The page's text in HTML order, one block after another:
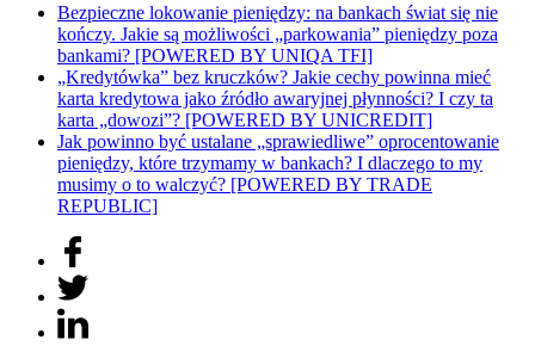
Bezpieczne lokowanie pieniędzy: na bankach świat się nie
kończy. Jakie są możliwości „parkowania” pieniędzy poza
bankami? [POWERED BY UNIQA TFI]
„Kredytówka” bez kruczków? Jakie cechy powinna mieć
karta kredytowa jako źródło awaryjnej płynności? I czy ta
karta „dowozi”? [POWERED BY UNICREDIT]
Jak powinno być ustalane „sprawiedliwe” oprocentowanie
pieniędzy, które trzymamy w bankach? I dlaczego to my
musimy o to walczyć? [POWERED BY TRADE
REPUBLIC]